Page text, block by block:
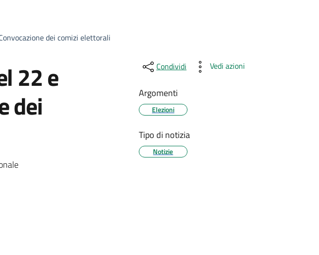
dei comizi elettorali
22 e
dei
Condividi Vedi azioni
Argomenti
Elezioni
Tipo di notizia
Notizie